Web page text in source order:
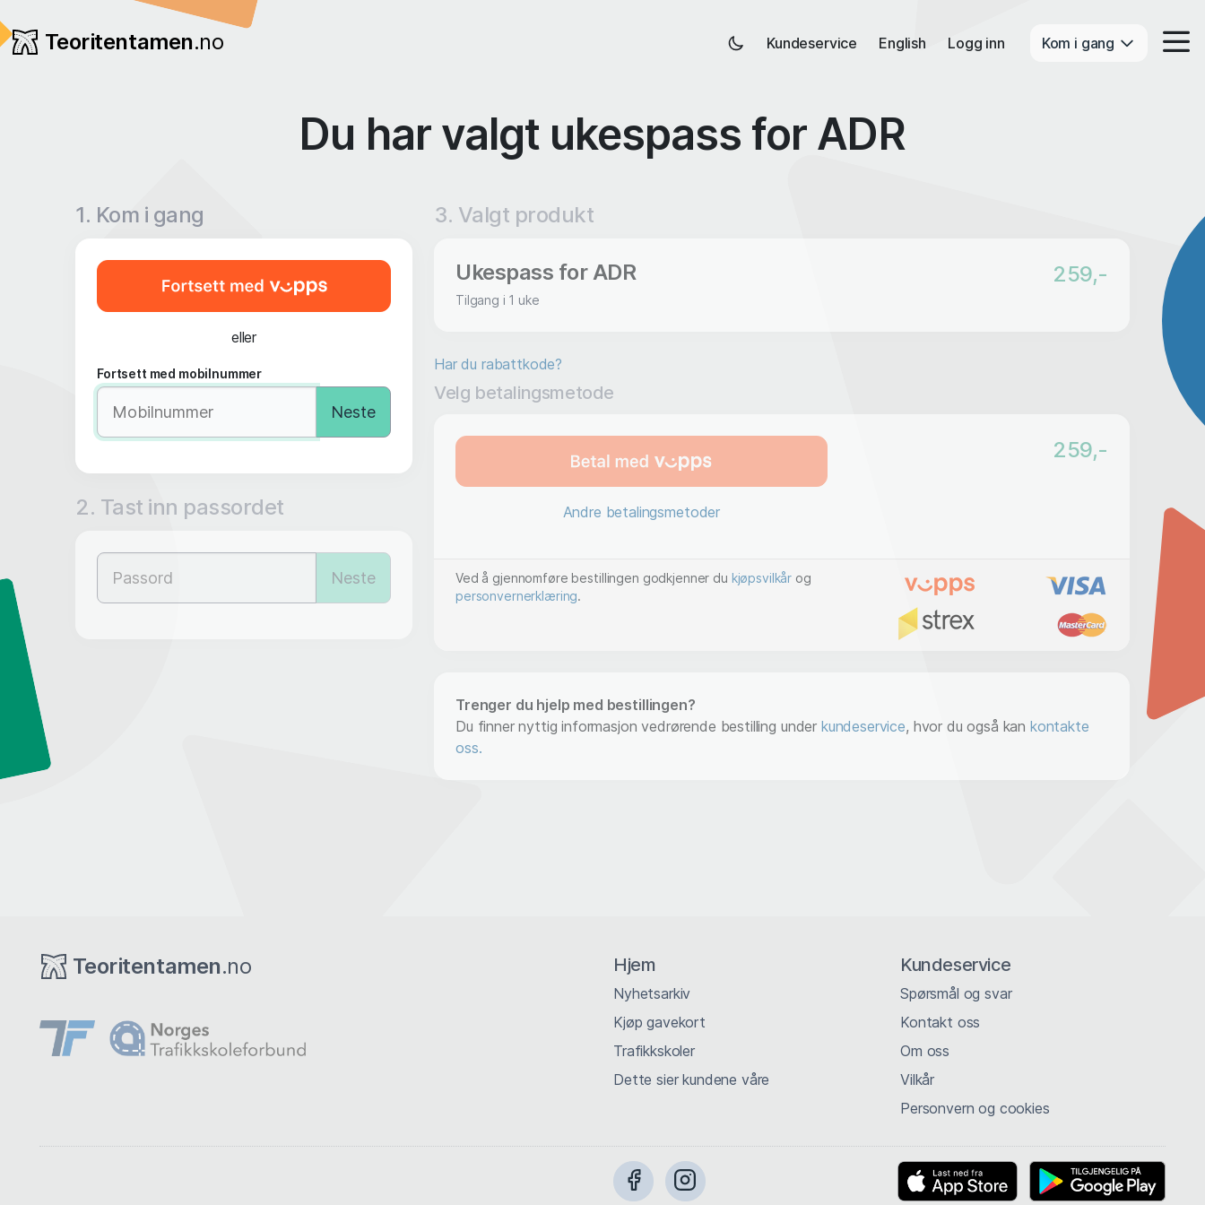
Teoritentamen.no Kundeservice English Logg inn Kom i gang
Du har valgt ukespass for ADR
1. Kom i gang
eller
Fortsett med mobilnummer
Neste
2. Tast inn passordet
Neste
3. Valgt produkt
Ukespass for ADR
Tilgang i 1 uke
259,-
Har du rabattkode?
Velg betalingsmetode
Andre betalingsmetoder
259,-
Ved å gjennomføre bestillingen godkjenner du kjøpsvilkår og
personvernerklæring.
Trenger du hjelp med bestillingen?
Du finner nyttig informasjon vedrørende bestilling under kundeservice, hvor du også kan kontakte
oss.
Teoritentamen.no Hjem
Nyhetsarkiv
Kjøp gavekort
Trafikkskoler
Dette sier kundene våre
Kundeservice
Spørsmål og svar
Kontakt oss
Om oss
Vilkår
Personvern og cookies